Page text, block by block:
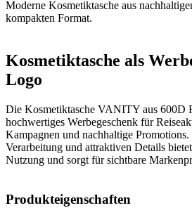
Moderne Kosmetiktasche aus
kompakten Format.
Kosmetiktasche als
Logo
Die Kosmetiktasche VANITY aus 600D
hochwertiges Werbegeschenk für
Kampagnen und nachhaltige
Verarbeitung und attraktiven Details
Nutzung und sorgt für sichtbare
Produkteigenschaften